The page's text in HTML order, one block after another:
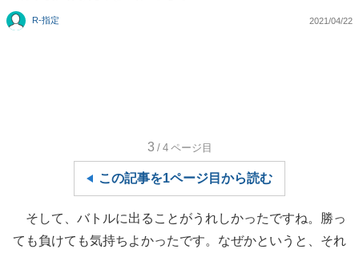
R-指定 2021/04/22
3 /4 ページ目
この記事を1ページ目から読む
そして、バトルに出ることがうれしかったですね。勝っ
ても負けても気持ちよかったです。なぜかというと、それ